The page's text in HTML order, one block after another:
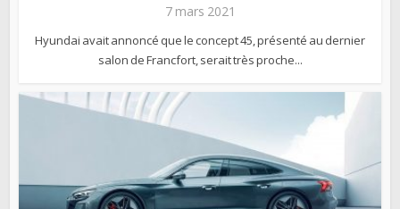
7 mars 2021
Hyundai avait annoncé que le concept 45, présenté au dernier
salon de Francfort, serait très proche...